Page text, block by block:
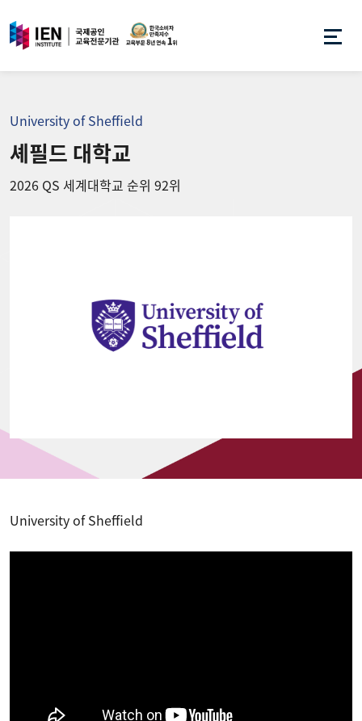
University of Sheffield
셰필드 대학교
2026 QS 세계대학교 순위 92위
University of Sheffield